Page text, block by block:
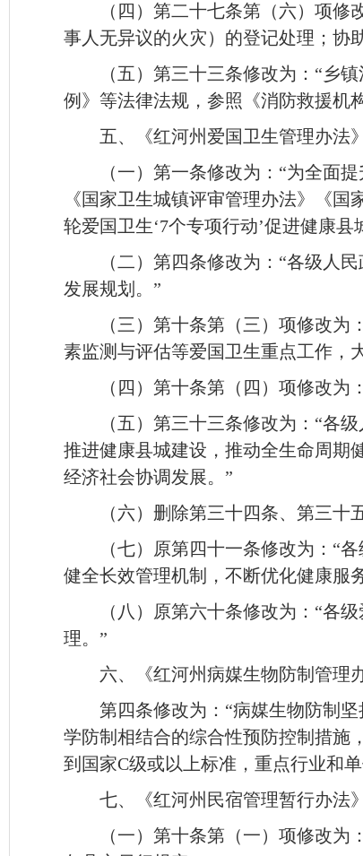
（四）第二十七条第（六）项
事人无异议的火灾）的登记处理；协
（五）第三十三条修改为：“乡
例》等法律法规，参照《消防救援机
五、《红河州爱国卫生管理办法
（一）第一条修改为：“为全面
《国家卫生城镇评审管理办法》《
轮爱国卫生‘7个专项行动’促进健康
（二）第四条修改为：“各级人
发展规划。”
（三）第十条第（三）项修改
素监测与评估等爱国卫生重点工作，
（四）第十条第（四）项修改
（五）第三十三条修改为：“各
推进健康县城建设，推动全生命周期
经济社会协调发展。”
（六）删除第三十四条、第三十
（七）原第四十一条修改为：“
健全长效管理机制，不断优化健康服
（八）原第六十条修改为：“各
理。”
六、《红河州病媒生物防制管理
第四条修改为：“病媒生物防制
学防制相结合的综合性预防控制措施
到国家C级或以上标准，重点行业和
七、《红河州民宿管理暂行办法
（一）第十条第（一）项修改